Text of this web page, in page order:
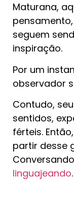
Maturana,
seguem
inspiração.
Por um
observador
Contudo,
sentidos,
férteis.
partir desse
linguajeando.